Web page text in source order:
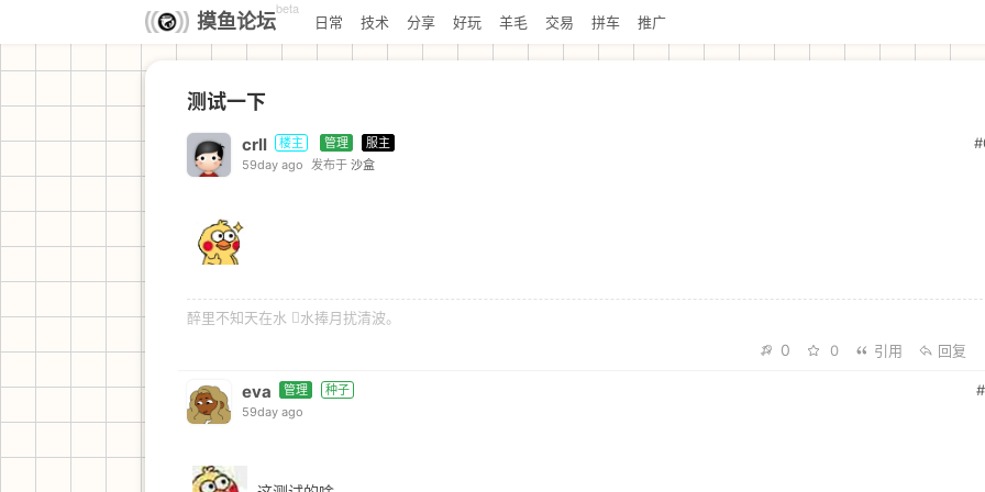
摸鱼论坛
beta
日常 技术 分享 好玩 羊毛 交易 拼车 推广
测试一下
crll 楼主 管理
服主
59day ago
发布于 沙盒
醉里不知天在水 𢵗水捧月扰清波。
0 0 引用 回复
eva 管理
种子
59day ago